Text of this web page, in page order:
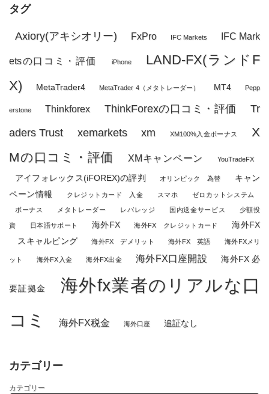
タグ
Axiory(アキシオリー) FxPro IFC Markets IFC Mark
etsの口コミ・評価 iPhone
LAND-FX(ランドF
X)
MetaTrader4 MetaTrader 4（メタトレーダー） MT4 Pepp
erstone Thinkforex ThinkForexの口コミ・評価
Tr
aders Trust
xemarkets xm XM100%入金ボーナス
X
Mの口コミ・評価
XMキャンペーン YouTradeFX
アイフォレックス(iFOREX)の評判 オリンピック 為替
キャン
ペーン情報
クレジットカード 入金 スマホ ゼロカットシステム
ボーナス メタトレーダー レバレッジ 国内送金サービス 少額投
資 日本語サポート 海外FX 海外FX クレジットカード
海外FX
スキャルピング
海外FX デメリット 海外FX 英語 海外FXメリ
ット 海外FX入金 海外FX出金 海外FX口座開設 海外FX 必
要証拠金
海外fx業者のリアルな口
コミ
海外FX税金 海外口座 追証なし
カテゴリー
カテゴリー